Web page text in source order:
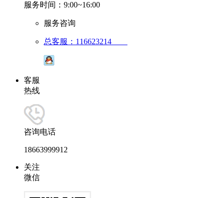
服务时间：9:00~16:00
服务咨询
总客服：116623214
客服
热线
咨询电话
18663999912
关注
微信